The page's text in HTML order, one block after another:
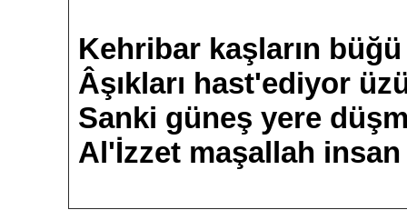
Kehribar kaşların büğü
Âşıkları hast'ediyor
Sanki güneş yere
Al'İzzet maşallah